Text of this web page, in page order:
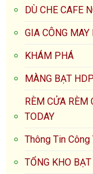
DÙ CHE CAFE
GIA CÔNG
KHÁM PHÁ
MÀNG BẠT
RÈM CỬA RÈM
TODAY
Thông Tin Công
TỔNG KHO BẠT